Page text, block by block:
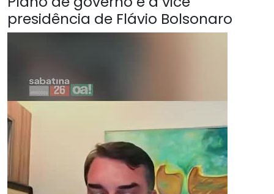
presidência de Flávio Bolsonaro